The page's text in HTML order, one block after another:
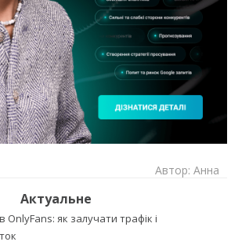
Автор: Анна
Актуальне
як залучати трафік і